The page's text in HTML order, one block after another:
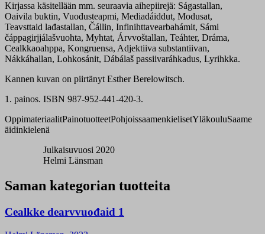
Kirjassa käsitellään mm. seuraavia aihepiirejä: Ságastallan,
Oaivila buktin, Vuođusteapmi, Mediadáiddut, Modusat,
Teavsttaid lađastallan, Čállin, Infinihttavearbahámit, Sámi
čáppagirjjálašvuohta, Myhtat, Árvvoštallan, Teáhter, Dráma,
Cealkkaoahppa, Kongruensa, Adjektiiva substantiivan,
Nákkáhallan, Lohkosánit, Dábálaš passiivaráhkadus, Lyrihkka.
Kannen kuvan on piirtänyt Esther Berelowitsch.
1. painos. ISBN 987-952-441-420-3.
OppimateriaalitPainotuotteetPohjoissaamenkielisetYläkouluSaame
äidinkielenä
Julkaisuvuosi 2020
Helmi Länsman
Saman kategorian tuotteita
Cealkke dearvvuođaid 1